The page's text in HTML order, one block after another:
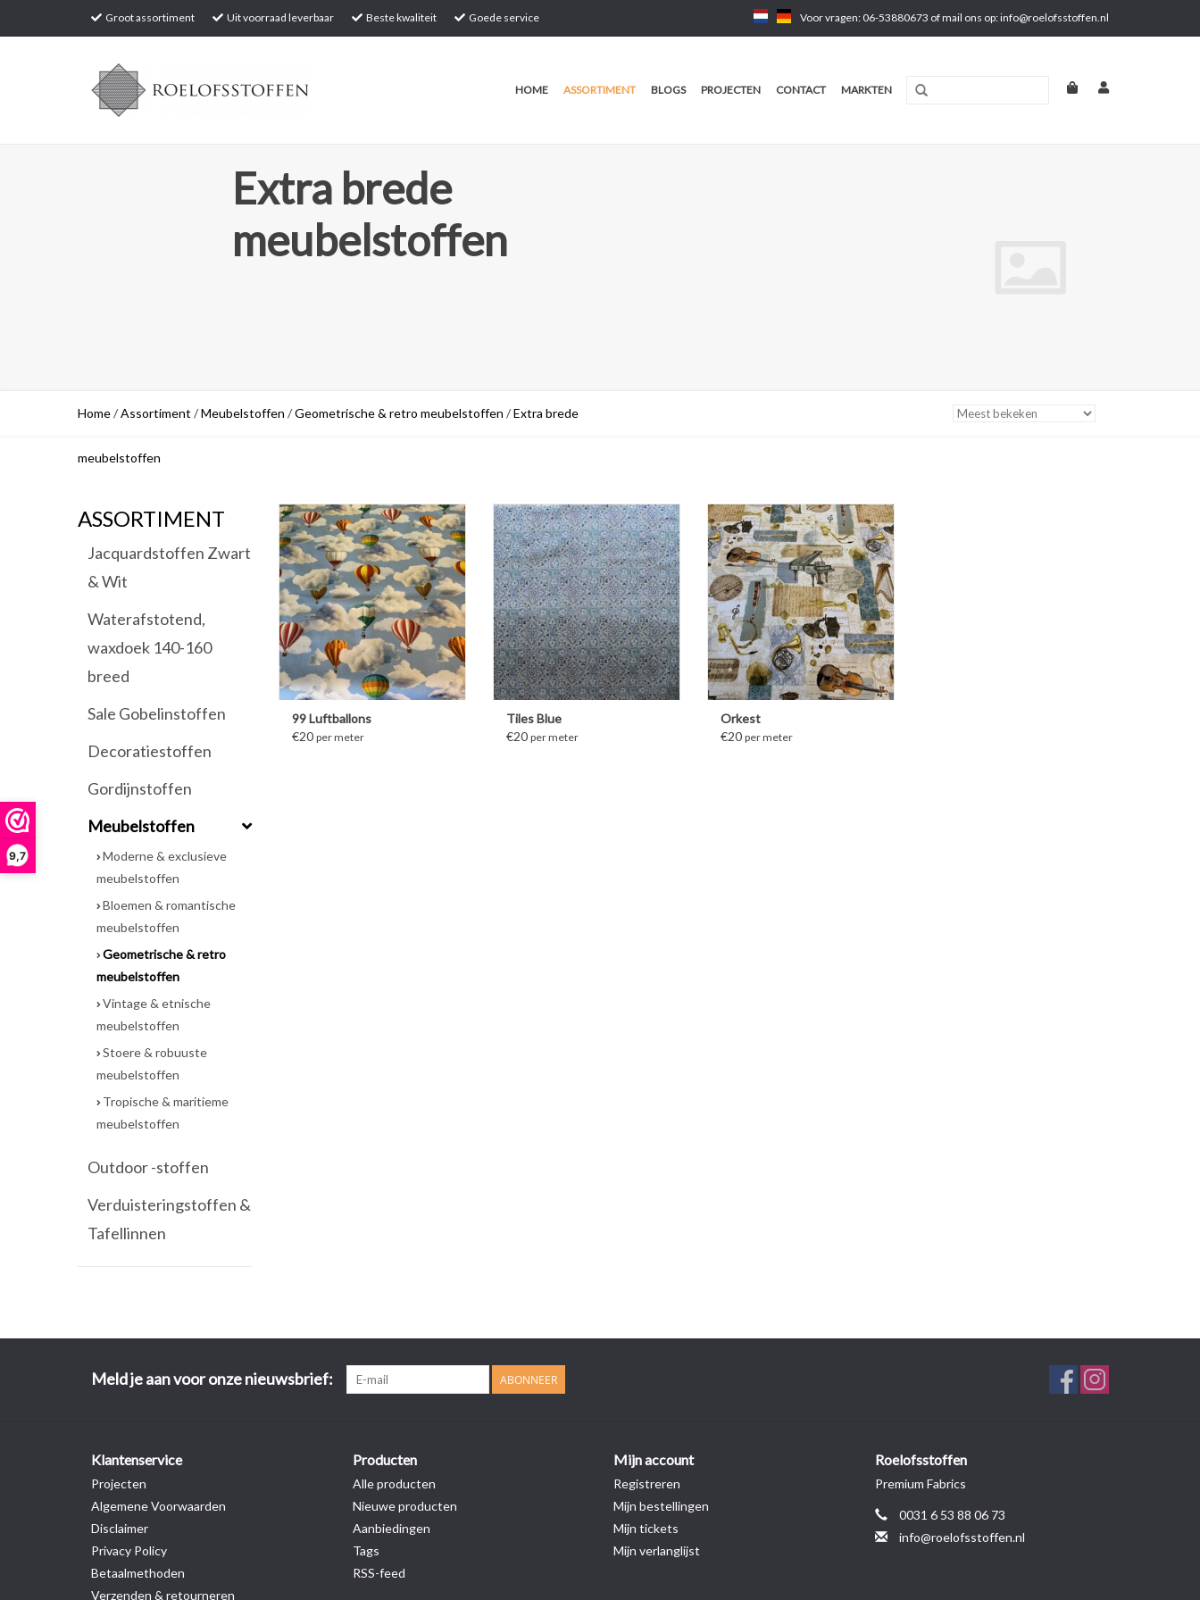
9,7
Groot assortiment Uit voorraad leverbaar Beste kwaliteit Goede service Voor vragen: 06-53880673 of mail ons op:info@roelofsstoffen.nl
HOME ASSORTIMENT BLOGS PROJECTEN CONTACT MARKTEN
Extra brede
meubelstoffen
Home/Assortiment /Meubelstoffen /Geometrische & retro meubelstoffen /Extra brede
meubelstoffen
ASSORTIMENT
Jacquardstoffen Zwart
& Wit
Waterafstotend,
waxdoek 140-160
breed
Sale Gobelinstoffen
Decoratiestoffen
Gordijnstoffen
Meubelstoffen
Moderne & exclusieve
meubelstoffen
Bloemen & romantische
meubelstoffen
Geometrische & retro
meubelstoffen
Vintage & etnische
meubelstoffen
Stoere & robuuste
meubelstoffen
Tropische & maritieme
meubelstoffen
Outdoor -stoffen
Verduisteringstoffen &
Tafellinnen
MEER INFORMATIE
99 Luftballons
€20 per meter
MEER INFORMATIE
Tiles Blue
€20 per meter
MEER INFORMATIE
Orkest
€20 per meter
Meld je aan voor onze nieuwsbrief: ABONNEER
Klantenservice
Projecten
Algemene Voorwaarden
Disclaimer
Privacy Policy
Betaalmethoden
Verzenden & retourneren
Producten
Alle producten
Nieuwe producten
Aanbiedingen
Tags
RSS-feed
Mijn account
Registreren
Mijn bestellingen
Mijn tickets
Mijn verlanglijst
Roelofsstoffen
Premium Fabrics
0031 6 53 88 06 73
info@roelofsstoffen.nl